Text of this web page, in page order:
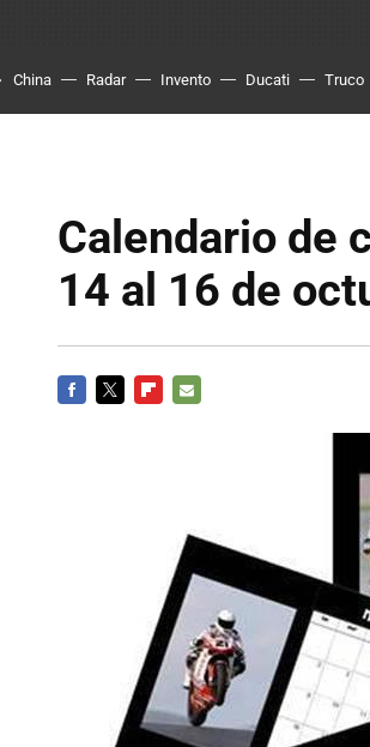
China Radar Invento Ducati Truco
Calendario de
14 al 16 de